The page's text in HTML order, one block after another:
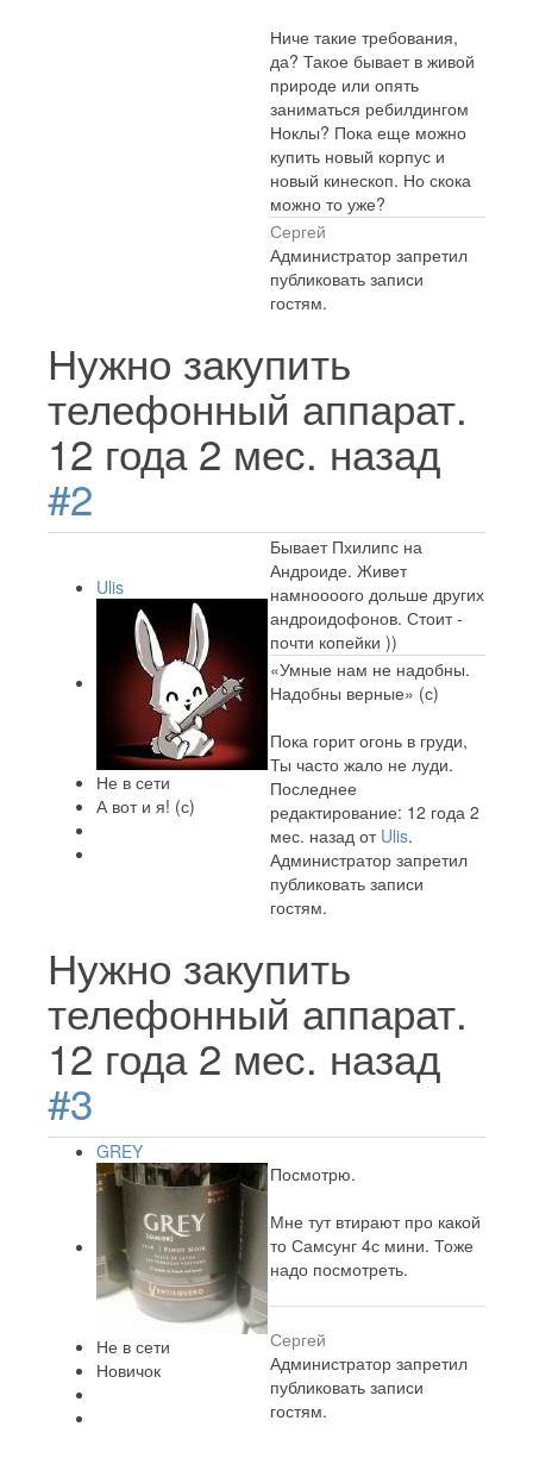
Ниче такие требования,
да? Такое бывает в живой
природе или опять
заниматься ребилдингом
Ноклы? Пока еще можно
купить новый корпус и
новый кинескоп. Но скока
можно то уже?
Сергей
Администратор запретил
публиковать записи
гостям.
Нужно закупить
телефонный аппарат.
12 года 2 мес. назад
#2
Ulis
Не в сети
А вот и я! (с)
Бывает Пхилипс на
Андроиде. Живет
намноооого дольше других
андроидофонов. Стоит -
почти копейки ))
«Умные нам не надобны.
Надобны верные» (с)
Пока горит огонь в груди,
Ты часто жало не луди.
Последнее
редактирование: 12 года 2
мес. назад от Ulis.
Администратор запретил
публиковать записи
гостям.
Нужно закупить
телефонный аппарат.
12 года 2 мес. назад
#3
GREY
Не в сети
Новичок
Посмотрю.
Мне тут втирают про какой
то Самсунг 4с мини. Тоже
надо посмотреть.
Сергей
Администратор запретил
публиковать записи
гостям.